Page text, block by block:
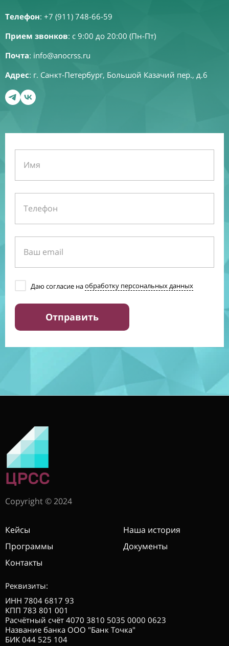
Телефон: +7 (911) 748-66-59
Прием звонков: с 9:00 до 20:00 (Пн-Пт)
Почта: info@anocrss.ru
Адрес: г. Санкт-Петербург, Большой Казачий пер., д.6
Даю согласие наобработку персональных данных
Отправить
Copyright © 2024
Кейсы
Программы
Контакты
Наша история
Документы
Реквизиты:
ИНН 7804 6817 93
КПП 783 801 001
Расчётный счёт 4070 3810 5035 0000 0623
Название банка ООО "Банк Точка"
БИК 044 525 104